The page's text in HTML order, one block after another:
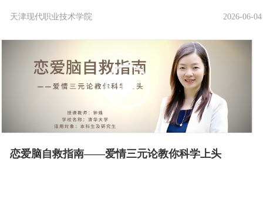
天津现代职业技术学院 2026-06-04
恋爱脑自救指南——爱情三元论教你科学上头